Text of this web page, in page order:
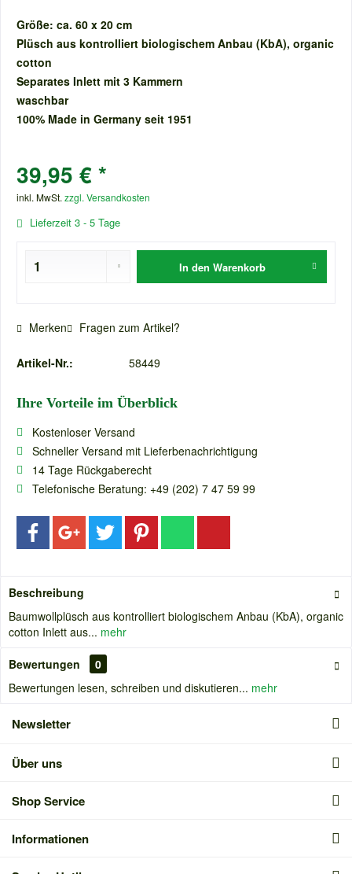
Größe: ca. 60 x 20 cm
Plüsch aus kontrolliert biologischem Anbau (KbA), organic
cotton
Separates Inlett mit 3 Kammern
waschbar
100% Made in Germany seit 1951
39,95 € *
inkl. MwSt. zzgl. Versandkosten
Lieferzeit 3 - 5 Tage
In den Warenkorb
Merken Fragen zum Artikel?
Artikel-Nr.: 58449
Ihre Vorteile im Überblick
Kostenloser Versand
Schneller Versand mit Lieferbenachrichtigung
14 Tage Rückgaberecht
Telefonische Beratung: +49 (202) 7 47 59 99
Beschreibung
Baumwollplüsch aus kontrolliert biologischem Anbau (KbA), organic
cotton Inlett aus... mehr
Bewertungen
0
Bewertungen lesen, schreiben und diskutieren... mehr
Newsletter
Über uns
Shop Service
Informationen